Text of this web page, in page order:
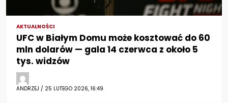
AKTUALNOŚCI
UFC w Białym Domu może kosztować do 60
mln dolarów — gala 14 czerwca z około 5
tys. widzów
ANDRZEJ / 25 LUTEGO 2026, 16:49